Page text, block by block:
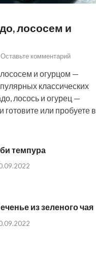
лососем и
Оставьте комментарий
и огурцом —
классических
лосось и огурец —
готовите или пробуете в
темпура
из зеленого чая